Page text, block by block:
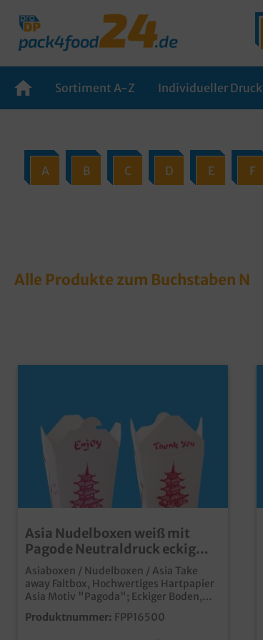
Sortiment A-Z Individueller Druck
A B C D E F
Alle Produkte zum Buchstaben N
Asia Nudelboxen weiß mit
Pagode Neutraldruck eckig
450St. versch. Größen
Asiaboxen / Nudelboxen / Asia Take
away Faltbox, Hochwertiges Hartpapier
Asia Motiv "Pagoda"; Eckiger Boden,
Eckige Faltschließe (wie Foldpak), 450
Stück im Karton16oz/500ml &
Produktnummer: FPP16500